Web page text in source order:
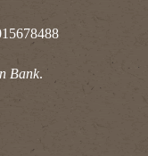
Bank.